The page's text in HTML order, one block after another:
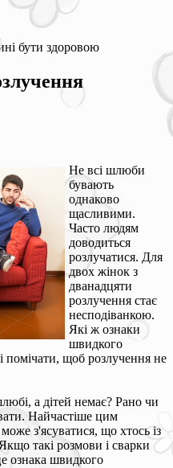
бути здоровою
Не всі шлюби
бувають
однаково
щасливими.
Часто людям
доводиться
розлучатися. Для
двох жінок з
дванадцяти
розлучення стає
несподіванкою.
Які ж ознаки
швидкого
помічати, щоб розлучення не
а дітей немає? Рано чи
Найчастіше цим
з'ясуватися, що хтось із
такі розмови і сварки
ознака швидкого